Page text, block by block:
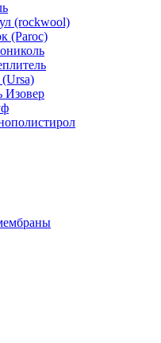
(rockwool)
(Paroc)
Изовер